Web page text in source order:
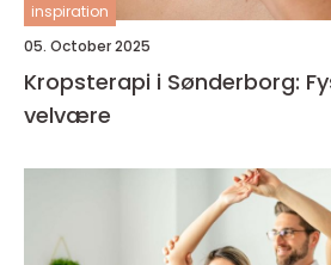
inspiration
05. October 2025
Kropsterapi i Sønderborg:
velvære